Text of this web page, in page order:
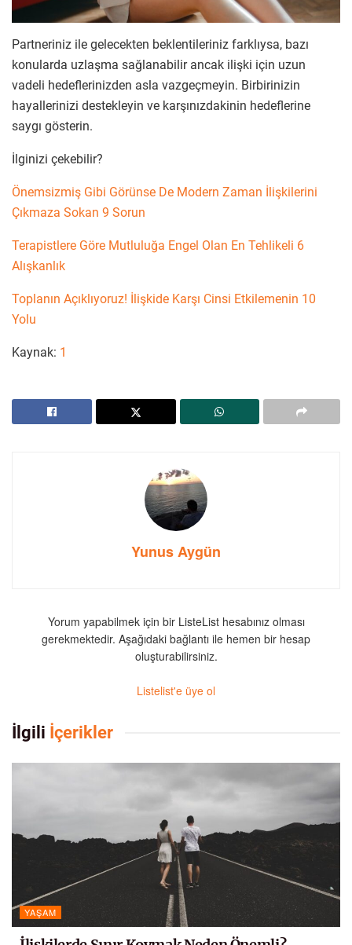
Partneriniz ile gelecekten beklentileriniz farklıysa, bazı
konularda uzlaşma sağlanabilir ancak ilişki için uzun
vadeli hedeflerinizden asla vazgeçmeyin. Birbirinizin
hayallerinizi destekleyin ve karşınızdakinin hedeflerine
saygı gösterin.
İlginizi çekebilir?
Önemsizmiş Gibi Görünse De Modern Zaman İlişkilerini
Çıkmaza Sokan 9 Sorun
Terapistlere Göre Mutluluğa Engel Olan En Tehlikeli 6
Alışkanlık
Toplanın Açıklıyoruz! İlişkide Karşı Cinsi Etkilemenin 10
Yolu
Kaynak: 1
Yunus Aygün
Yorum yapabilmek için bir ListeList hesabınız olması
gerekmektedir. Aşağıdaki bağlantı ile hemen bir hesap
oluşturabilirsiniz.
Listelist'e üye ol
İlgili İçerikler
YAŞAM